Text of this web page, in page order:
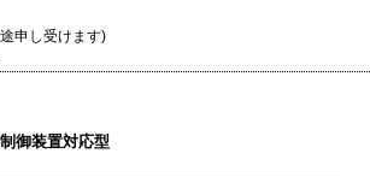
申し受けます)
御装置対応型